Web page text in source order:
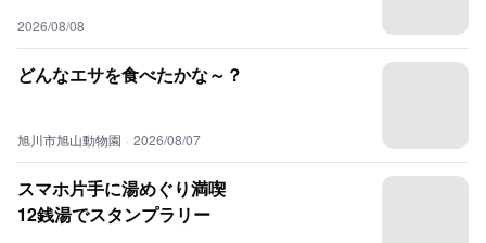
2026/08/08
どんなエサを食べたかな～？
旭川市旭山動物園 · 2026/08/07
スマホ片手に湯めぐり満喫
12銭湯でスタンプラリー